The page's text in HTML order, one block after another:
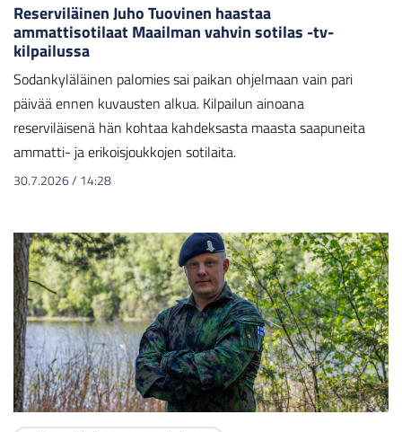
Reserviläinen Juho Tuovinen haastaa
ammattisotilaat Maailman vahvin sotilas -tv-
kilpailussa
Sodankyläläinen palomies sai paikan ohjelmaan vain pari
päivää ennen kuvausten alkua. Kilpailun ainoana
reserviläisenä hän kohtaa kahdeksasta maasta saapuneita
ammatti- ja erikoisjoukkojen sotilaita.
30.7.2026/ 14:28